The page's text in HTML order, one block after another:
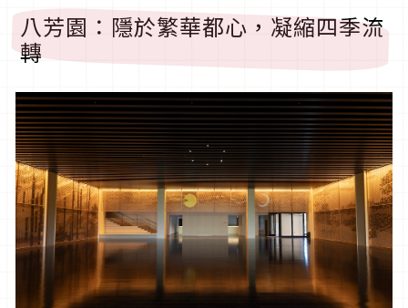
八芳園：隱於繁華都心，凝縮四季流
轉